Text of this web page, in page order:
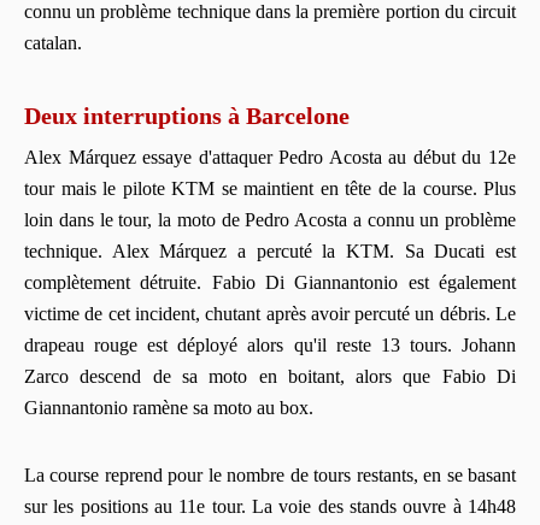
connu un problème technique dans la première portion du circuit
catalan.
Deux interruptions à Barcelone
Alex Márquez essaye d'attaquer Pedro Acosta au début du 12e
tour mais le pilote KTM se maintient en tête de la course. Plus
loin dans le tour, la moto de Pedro Acosta a connu un problème
technique. Alex Márquez a percuté la KTM. Sa Ducati est
complètement détruite. Fabio Di Giannantonio est également
victime de cet incident, chutant après avoir percuté un débris. Le
drapeau rouge est déployé alors qu'il reste 13 tours. Johann
Zarco descend de sa moto en boitant, alors que Fabio Di
Giannantonio ramène sa moto au box.
La course reprend pour le nombre de tours restants, en se basant
sur les positions au 11e tour. La voie des stands ouvre à 14h48